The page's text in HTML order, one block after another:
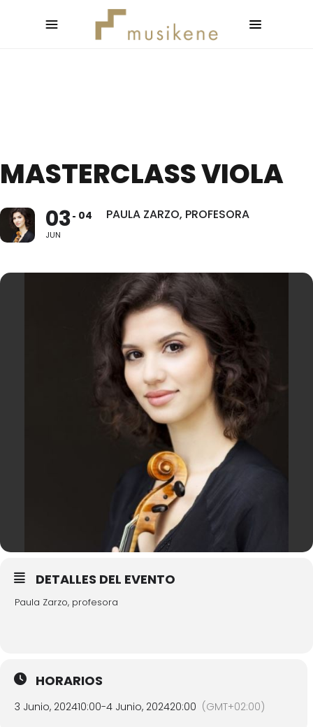
MASTERCLASS VIOLA
03
JUN
04 PAULA ZARZO, PROFESORA
DETALLES DEL EVENTO
Paula Zarzo, profesora
HORARIOS
3 Junio, 202410:00-4 Junio, 202420:00 (GMT+02:00)